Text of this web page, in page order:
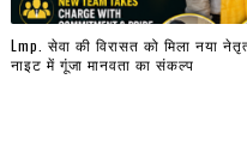
Lmp. सेवा की विरासत को मिला नया
नाइट में गूंजा मानवता का संकल्प